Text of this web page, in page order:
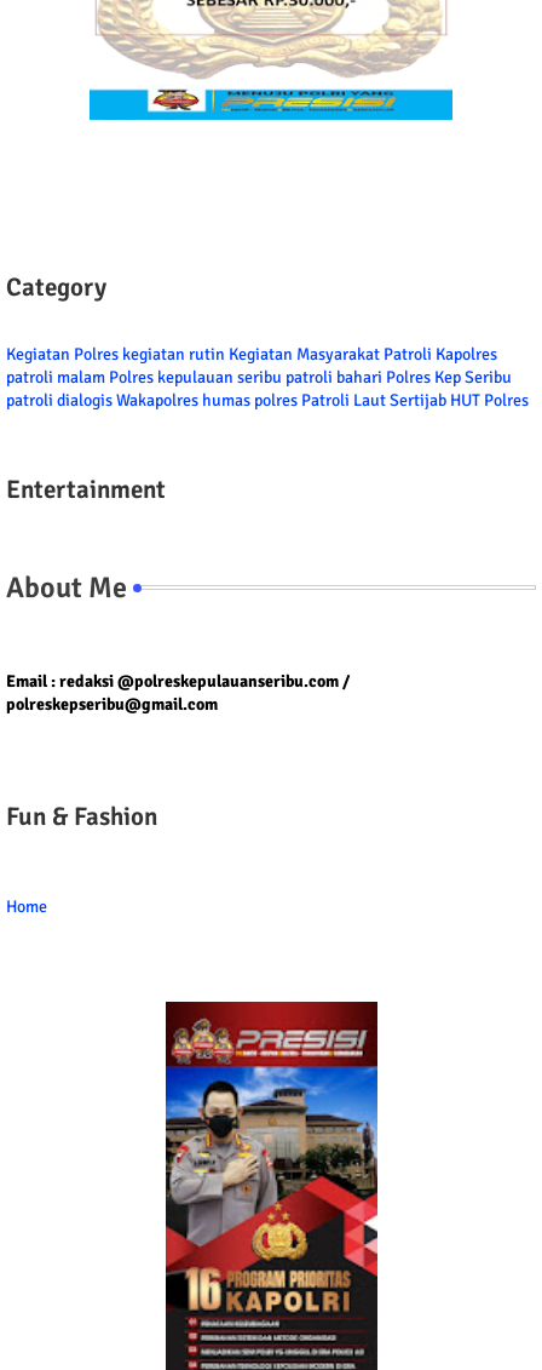
Category
Kegiatan Polres kegiatan rutin Kegiatan Masyarakat Patroli Kapolres
patroli malam Polres kepulauan seribu patroli bahari Polres Kep Seribu
patroli dialogisWakapolres humas polres Patroli LautSertijab HUT Polres
Entertainment
About Me
Email : redaksi @polreskepulauanseribu.com /
polreskepseribu@gmail.com
Fun & Fashion
Home